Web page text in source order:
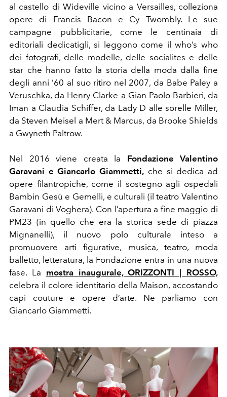
al castello di Wideville vicino a Versailles, colleziona
opere di Francis Bacon e Cy Twombly. Le sue
campagne pubblicitarie, come le centinaia di
editoriali dedicatigli, si leggono come il who’s who
dei fotografi, delle modelle, delle socialites e delle
star che hanno fatto la storia della moda dalla fine
degli anni ’60 al suo ritiro nel 2007, da Babe Paley a
Veruschka, da Henry Clarke a Gian Paolo Barbieri, da
Iman a Claudia Schiffer, da Lady D alle sorelle Miller,
da Steven Meisel a Mert & Marcus, da Brooke Shields
a Gwyneth Paltrow.
Nel 2016 viene creata la Fondazione Valentino
Garavani e Giancarlo Giammetti, che si dedica ad
opere filantropiche, come il sostegno agli ospedali
Bambin Gesù e Gemelli, e culturali (il teatro Valentino
Garavani di Voghera). Con l’apertura a fine maggio di
PM23 (in quello che era la storica sede di piazza
Mignanelli), il nuovo polo culturale inteso a
promuovere arti figurative, musica, teatro, moda
balletto, letteratura, la Fondazione entra in una nuova
fase. La mostra inaugurale, ORIZZONTI | ROSSO,
celebra il colore identitario della Maison, accostando
capi couture e opere d’arte. Ne parliamo con
Giancarlo Giammetti.